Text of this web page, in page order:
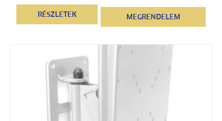
RÉSZLETEK MEGRENDELEM